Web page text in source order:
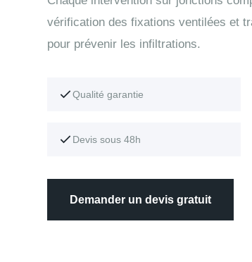
vérification des fixations ventilées et
pour prévenir les infiltrations.
Qualité garantie
Devis sous 48h
Demander un devis gratuit